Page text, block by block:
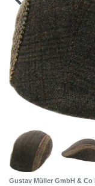
Gustav Müller GmbH & Co